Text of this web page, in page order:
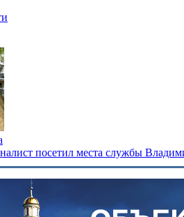
посетил места службы